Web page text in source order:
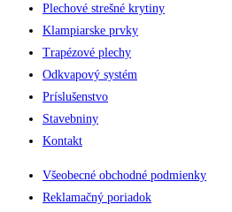
Plechové strešné krytiny
Klampiarske prvky
Trapézové plechy
Odkvapový systém
Príslušenstvo
Stavebniny
Kontakt
Všeobecné obchodné podmienky
Reklamačný poriadok